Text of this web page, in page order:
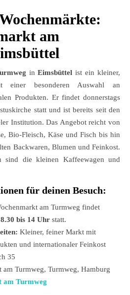
am
inEimsbüttel ist ein kleiner,
besonderen Auswahl an
Produkten. Er findet donnerstags
statt und ist bereits seit den
Institution. Das Angebot reicht von
Bio-Fleisch, Käse und Fisch bis hin
Backwaren, Blumen und Feinkost.
sind die kleinen Kaffeewagen und
für deinen Besuch:
am Turmweg findet
8.30 bis 14 Uhr statt.
Kleiner, feiner Markt mit
und internationaler Feinkost
35
am Turmweg, Turmweg, Hamburg
am Turmweg